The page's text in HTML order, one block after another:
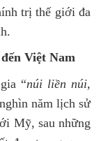
trị thế giới đa
Việt Nam
“núi liền núi,
năm lịch sử
Mỹ, sau những